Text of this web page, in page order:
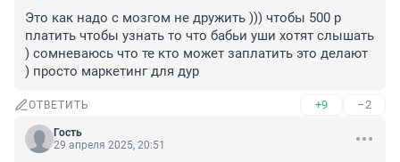
Это как надо с мозгом не дружить ))) чтобы 500 р
платить чтобы узнать то что бабьи уши хотят слышать
) сомневаюсь что те кто может заплатить это делают
) просто маркетинг для дур
ОТВЕТИТЬ +9 –2
Гость
29 апреля 2025, 20:51